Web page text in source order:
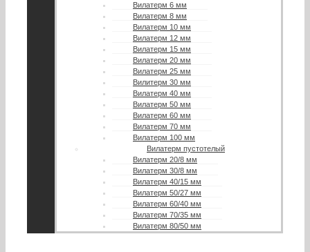
Вилатерм 6 мм
Вилатерм 8 мм
Вилатерм 10 мм
Вилатерм 12 мм
Вилатерм 15 мм
Вилатерм 20 мм
Вилатерм 25 мм
Вилитерм 30 мм
Вилатерм 40 мм
Вилатерм 50 мм
Вилатерм 60 мм
Вилатерм 70 мм
Вилатерм 100 мм
Вилатерм пустотелый
Вилатерм 20/8 мм
Вилатерм 30/8 мм
Вилатерм 40/15 мм
Вилатерм 50/27 мм
Вилатерм 60/40 мм
Вилатерм 70/35 мм
Вилатерм 80/50 мм